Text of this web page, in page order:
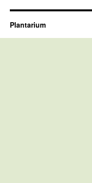
Plantarium